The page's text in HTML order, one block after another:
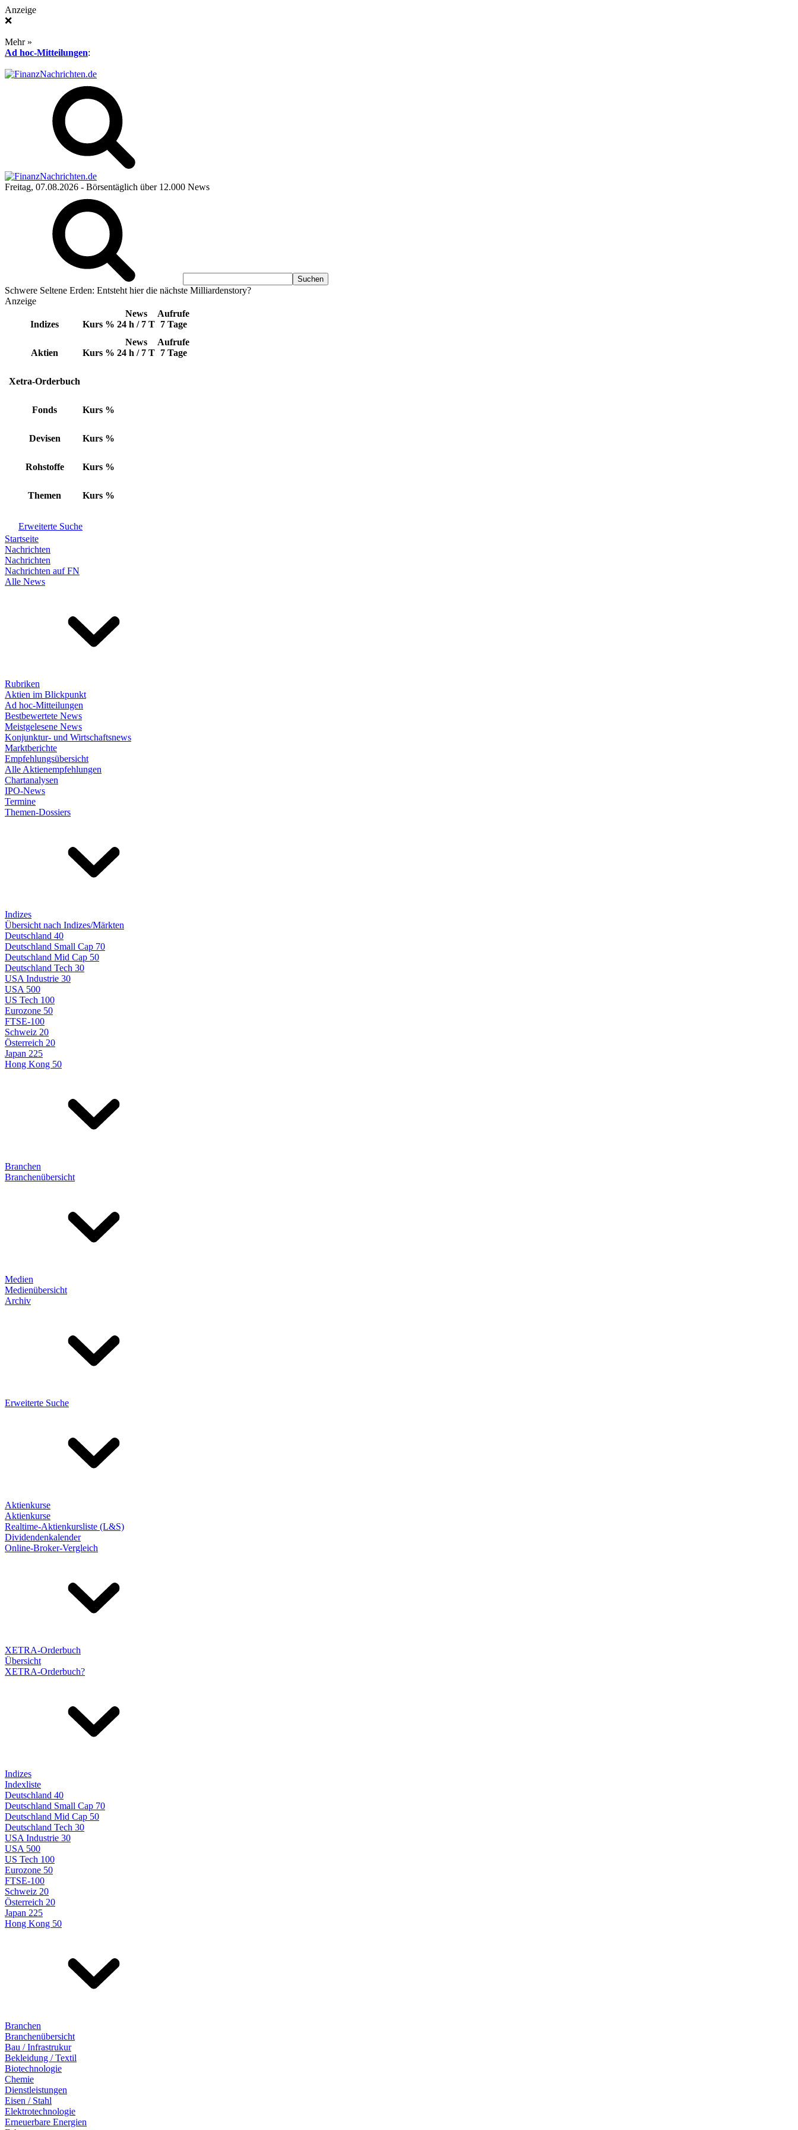
Anzeige
❌
Mehr »
Ad hoc-Mitteilungen:
Freitag, 07.08.2026 - Börsentäglich über 12.000 News
Schwere Seltene Erden: Entsteht hier die nächste Milliardenstory?
Anzeige
Indizes Kurs %
News
24 h / 7 T
Aufrufe
7 Tage
Aktien Kurs %
News
24 h / 7 T
Aufrufe
7 Tage
Xetra-Orderbuch
Fonds Kurs %
Devisen Kurs %
Rohstoffe Kurs %
Themen Kurs %
Erweiterte Suche
Startseite
Nachrichten
Nachrichten
Nachrichten auf FN
Alle News
Rubriken
Aktien im Blickpunkt
Ad hoc-Mitteilungen
Bestbewertete News
Meistgelesene News
Konjunktur- und Wirtschaftsnews
Marktberichte
Empfehlungsübersicht
Alle Aktienempfehlungen
Chartanalysen
IPO-News
Termine
Themen-Dossiers
Indizes
Übersicht nach Indizes/Märkten
Deutschland 40
Deutschland Small Cap 70
Deutschland Mid Cap 50
Deutschland Tech 30
USA Industrie 30
USA 500
US Tech 100
Eurozone 50
FTSE-100
Schweiz 20
Österreich 20
Japan 225
Hong Kong 50
Branchen
Branchenübersicht
Medien
Medienübersicht
Archiv
Erweiterte Suche
Aktienkurse
Aktienkurse
Realtime-Aktienkursliste (L&S)
Dividendenkalender
Online-Broker-Vergleich
XETRA-Orderbuch
Übersicht
XETRA-Orderbuch?
Indizes
Indexliste
Deutschland 40
Deutschland Small Cap 70
Deutschland Mid Cap 50
Deutschland Tech 30
USA Industrie 30
USA 500
US Tech 100
Eurozone 50
FTSE-100
Schweiz 20
Österreich 20
Japan 225
Hong Kong 50
Branchen
Branchenübersicht
Bau / Infrastrukur
Bekleidung / Textil
Biotechnologie
Chemie
Dienstleistungen
Eisen / Stahl
Elektrotechnologie
Erneuerbare Energien